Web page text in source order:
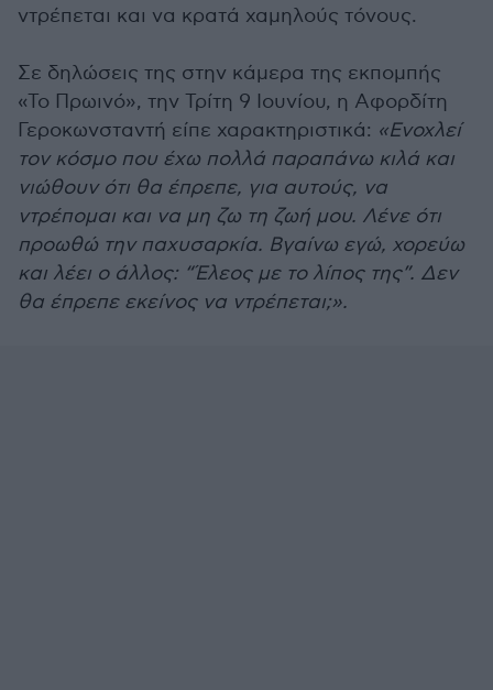
ντρέπεται και να κρατά χαμηλούς τόνους.
Σε δηλώσεις της στην κάμερα της εκπομπής
«Το Πρωινό», την Τρίτη 9 Ιουνίου, η Αφορδίτη
Γεροκωνσταντή είπε χαρακτηριστικά: «Ενοχλεί
τον κόσμο που έχω πολλά παραπάνω κιλά και
νιώθουν ότι θα έπρεπε, για αυτούς, να
ντρέπομαι και να μη ζω τη ζωή μου. Λένε ότι
προωθώ την παχυσαρκία. Βγαίνω εγώ, χορεύω
και λέει ο άλλος: “Έλεος με το λίπος της”. Δεν
θα έπρεπε εκείνος να ντρέπεται;».